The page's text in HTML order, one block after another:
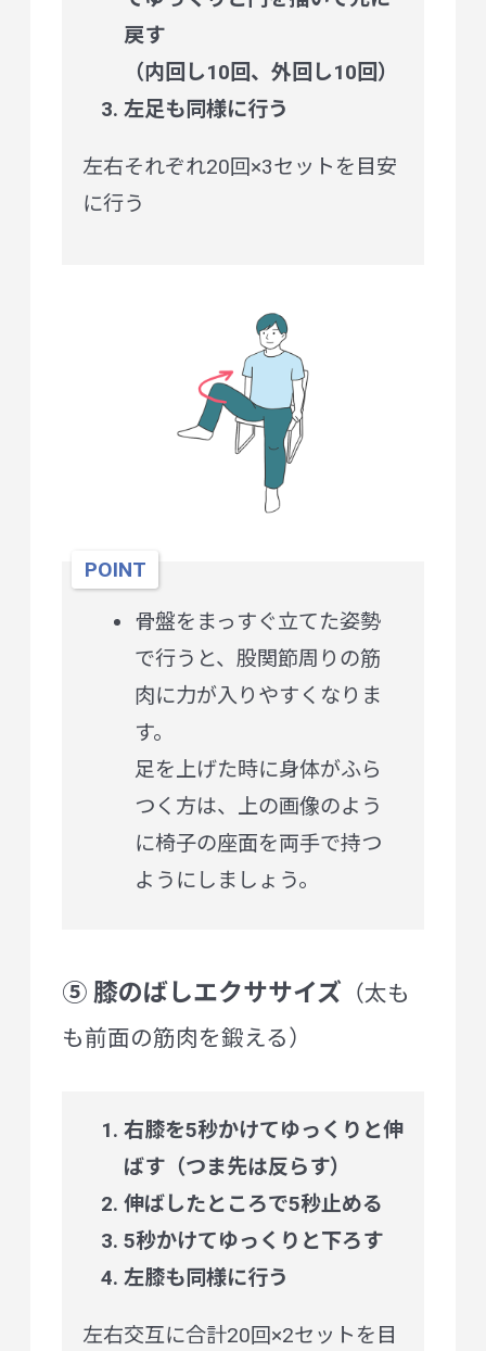
戻す
（内回し10回、外回し10回）
左足も同様に行う
左右それぞれ20回×3セットを目安
に行う
POINT
骨盤をまっすぐ立てた姿勢
で行うと、股関節周りの筋
肉に力が入りやすくなりま
す。
足を上げた時に身体がふら
つく方は、上の画像のよう
に椅子の座面を両手で持つ
ようにしましょう。
⑤ 膝のばしエクササイズ （太も
も前面の筋肉を鍛える）
右膝を5秒かけてゆっくりと伸
ばす（つま先は反らす）
伸ばしたところで5秒止める
5秒かけてゆっくりと下ろす
左膝も同様に行う
左右交互に合計20回×2セットを目